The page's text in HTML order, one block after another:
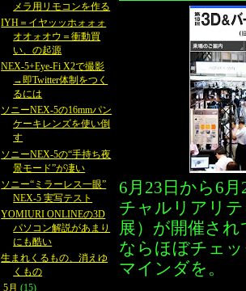
6月23日から6
チャルリアリ
展）が開催さ
ならほぼチェ
マインダを。
メラ用リモコンを作る
IYH＝イヤッッホォォォ
オオォオウ＝衝動買
い、の起源
NEX-5+Eye-Fi X2で撮影
→即Twitter体制をつく
るには
ソニーNEX-5の16mmパン
ケーキレンズを使い倒
す
ソニーNEX-5の“手持ち夜
景モード”が凄い
ソニー“ミラーレス一眼”
NEX-5 実写テスト
YOMIURI ONLINEの3D
パソコン解説があまり
にも酷い
生まれくるもの、消えゆ
くもの
5月 (15)